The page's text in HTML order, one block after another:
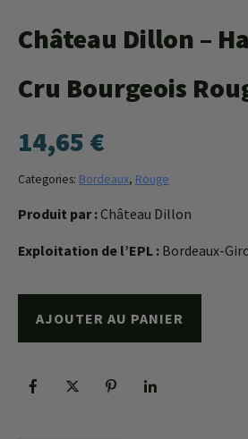
Château Dillon –
Cru Bourgeois
14,65 €
Categories: Bordeaux, Rouge
Produit par :Château Dillon
Exploitation de l’EPL : Bordeaux-
AJOUTER AU PANIER